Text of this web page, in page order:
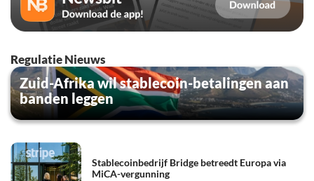
Regulatie Nieuws
Zuid-Afrika wil stablecoin-betalingen aan
banden leggen
Stablecoinbedrijf Bridge betreedt Europa via
MiCA-vergunning